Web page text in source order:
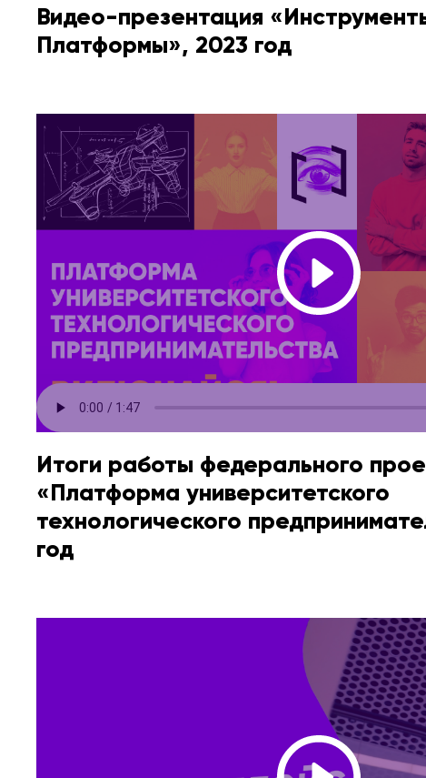
Видео-презентация
Платформы», 2023 год
Итоги работы федерального
«Платформа университетского
технологического
год